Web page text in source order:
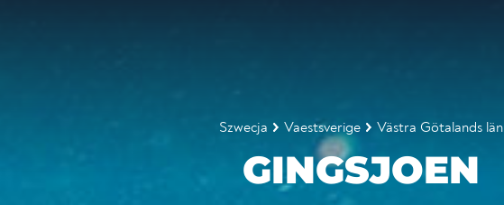
Szwecja Vaestsverige Västra Götalands län
GINGSJOEN